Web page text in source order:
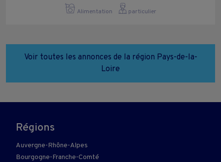
Alimentation particulier
Voir toutes les annonces de la région Pays-de-la-
Loire
Régions
Auvergne-Rhône-Alpes
Bourgogne-Franche-Comté